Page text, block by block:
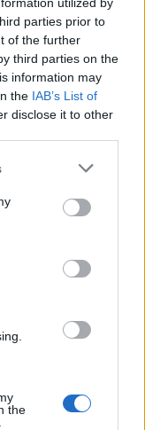
parties prior to
of the further
third parties on the
information may
the IAB’s List of
disclose it to other
the
drónt